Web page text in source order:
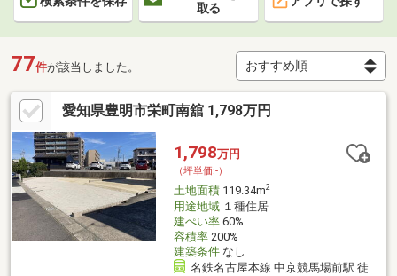
取る
77件が該当しました。
愛知県豊明市栄町南舘 1,798万円
1,798万円
（坪単価:-）
土地面積119.34m2
用途地域１種住居
建ぺい率60%
容積率200%
建築条件なし
名鉄名古屋本線 中京競馬場前駅 徒